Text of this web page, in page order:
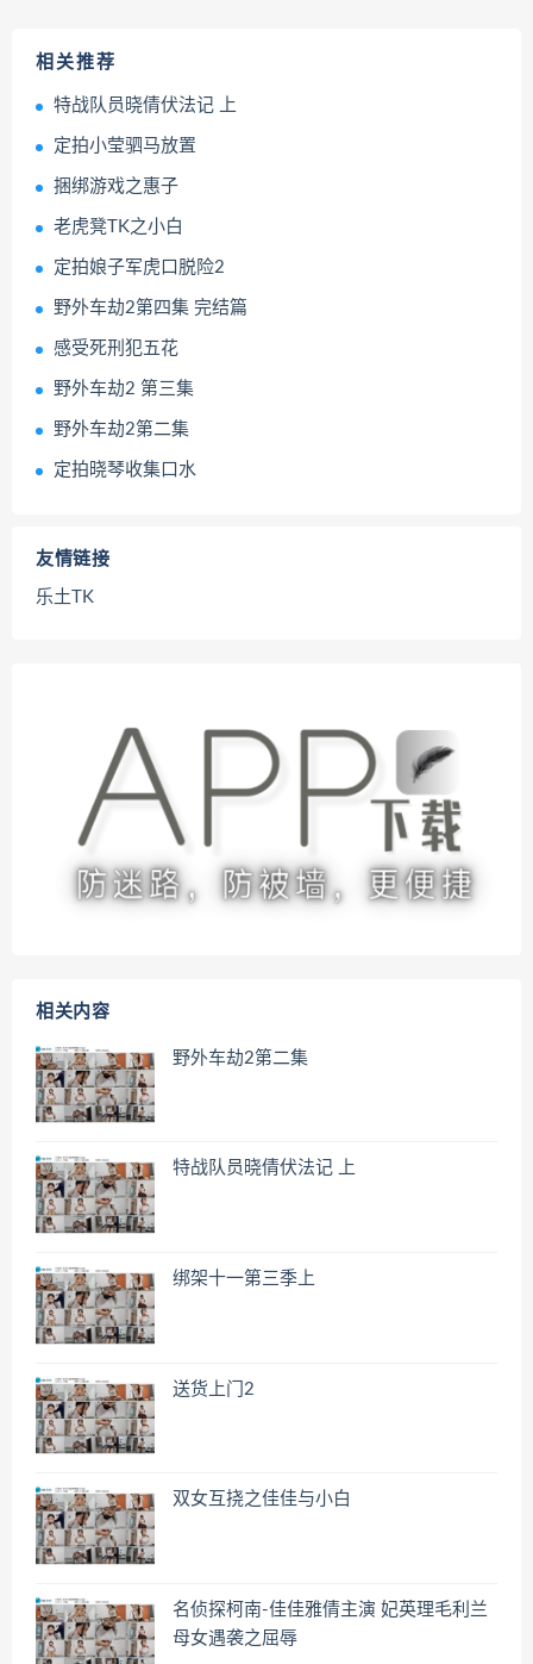
相关推荐
特战队员晓倩伏法记 上
定拍小莹驷马放置
捆绑游戏之惠子
老虎凳TK之小白
定拍娘子军虎口脱险2
野外车劫2第四集 完结篇
感受死刑犯五花
野外车劫2 第三集
野外车劫2第二集
定拍晓琴收集口水
友情链接
乐土TK
相关内容
野外车劫2第二集
特战队员晓倩伏法记 上
绑架十一第三季上
送货上门2
双女互挠之佳佳与小白
名侦探柯南-佳佳雅倩主演 妃英理毛利兰
母女遇袭之屈辱